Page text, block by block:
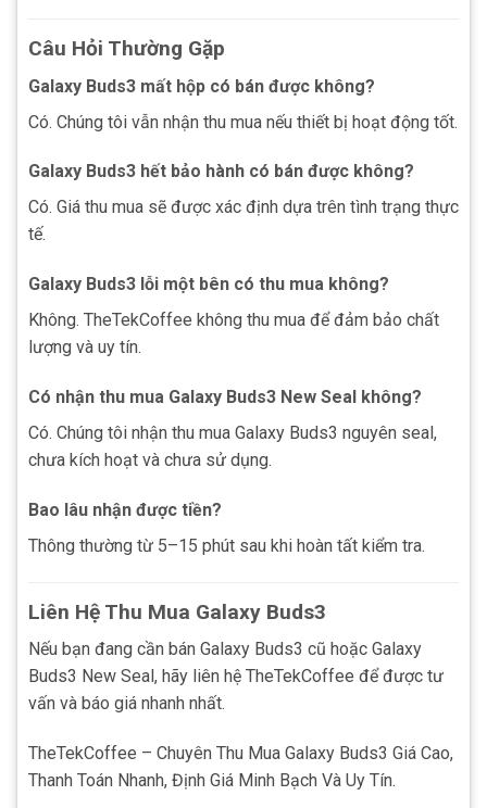
Câu Hỏi Thường Gặp
Galaxy Buds3 mất hộp có bán được không?
Có. Chúng tôi vẫn nhận thu mua nếu thiết bị hoạt động tốt.
Galaxy Buds3 hết bảo hành có bán được không?
Có. Giá thu mua sẽ được xác định dựa trên tình trạng thực
tế.
Galaxy Buds3 lỗi một bên có thu mua không?
Không. TheTekCoffee không thu mua để đảm bảo chất
lượng và uy tín.
Có nhận thu mua Galaxy Buds3 New Seal không?
Có. Chúng tôi nhận thu mua Galaxy Buds3 nguyên seal,
chưa kích hoạt và chưa sử dụng.
Bao lâu nhận được tiền?
Thông thường từ 5–15 phút sau khi hoàn tất kiểm tra.
Liên Hệ Thu Mua Galaxy Buds3
Nếu bạn đang cần bán Galaxy Buds3 cũ hoặc Galaxy
Buds3 New Seal, hãy liên hệ TheTekCoffee để được tư
vấn và báo giá nhanh nhất.
TheTekCoffee – Chuyên Thu Mua Galaxy Buds3 Giá Cao,
Thanh Toán Nhanh, Định Giá Minh Bạch Và Uy Tín.